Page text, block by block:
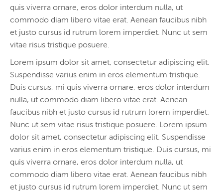
quis viverra ornare, eros dolor interdum nulla, ut
commodo diam libero vitae erat. Aenean faucibus nibh
et justo cursus id rutrum lorem imperdiet. Nunc ut sem
vitae risus tristique posuere.
Lorem ipsum dolor sit amet, consectetur adipiscing elit.
Suspendisse varius enim in eros elementum tristique.
Duis cursus, mi quis viverra ornare, eros dolor interdum
nulla, ut commodo diam libero vitae erat. Aenean
faucibus nibh et justo cursus id rutrum lorem imperdiet.
Nunc ut sem vitae risus tristique posuere. Lorem ipsum
dolor sit amet, consectetur adipiscing elit. Suspendisse
varius enim in eros elementum tristique. Duis cursus, mi
quis viverra ornare, eros dolor interdum nulla, ut
commodo diam libero vitae erat. Aenean faucibus nibh
et justo cursus id rutrum lorem imperdiet. Nunc ut sem